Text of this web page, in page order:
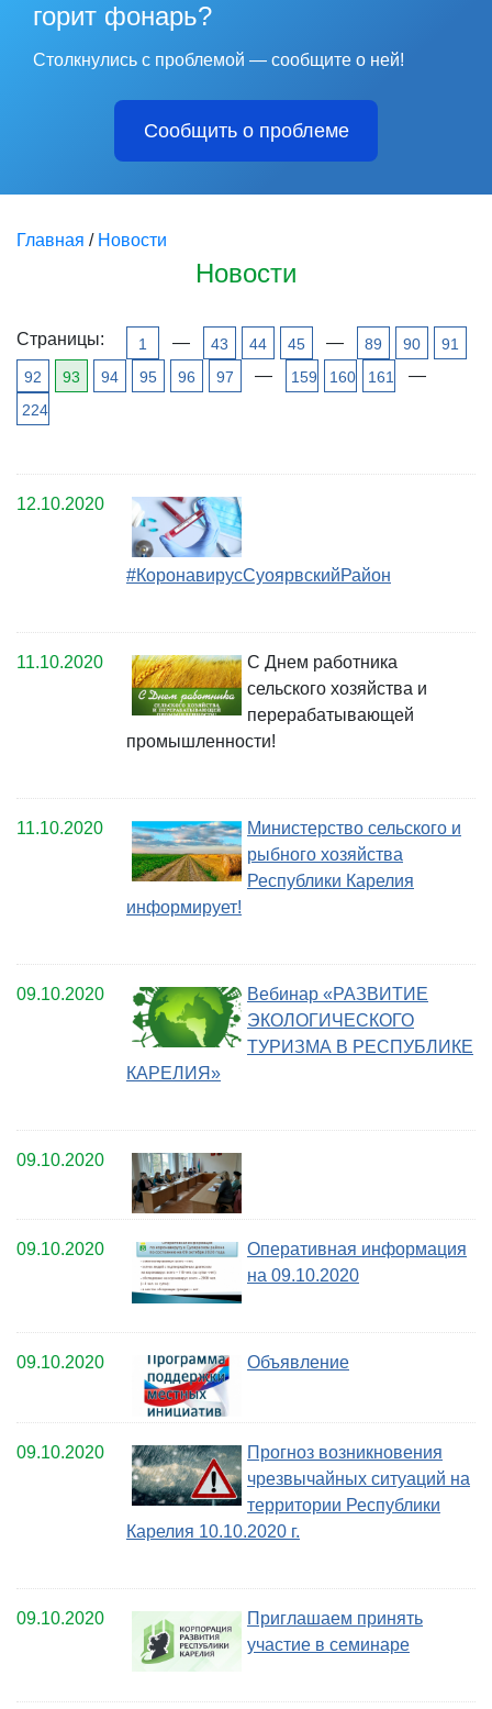
горит фонарь?
Столкнулись с проблемой — сообщите о ней!
Сообщить о проблеме
Главная / Новости
Новости
Страницы: 1 — 43 44 45 — 89 90
91
92
93 94 95 96 97 — 159 160 161 —
224
12.10.2020
#КоронавирусСуоярвскийРайон
11.10.2020
С Днем работника
сельского хозяйства и
перерабатывающей
промышленности!
11.10.2020
Министерство сельского и
рыбного хозяйства
Республики Карелия
информирует!
09.10.2020
Вебинар «РАЗВИТИЕ
ЭКОЛОГИЧЕСКОГО
ТУРИЗМА В РЕСПУБЛИКЕ
КАРЕЛИЯ»
09.10.2020
09.10.2020
Оперативная информация
на 09.10.2020
09.10.2020 Объявление
09.10.2020
Прогноз возникновения
чрезвычайных ситуаций на
территории Республики
Карелия 10.10.2020 г.
09.10.2020
Приглашаем принять
участие в семинаре